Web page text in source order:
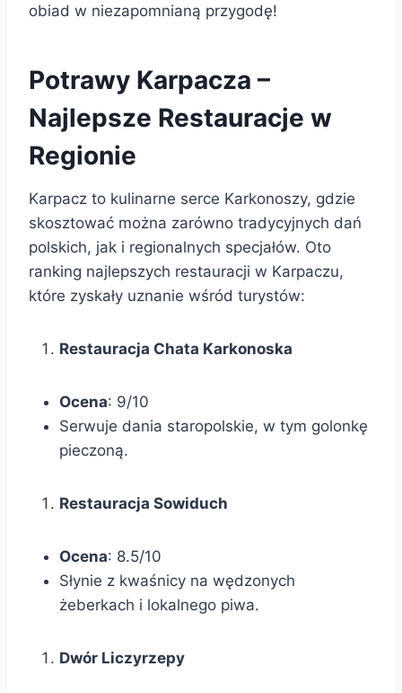
obiad w niezapomnianą przygodę!
Potrawy Karpacza –
Najlepsze Restauracje w
Regionie
Karpacz to kulinarne serce Karkonoszy, gdzie
skosztować można zarówno tradycyjnych dań
polskich, jak i regionalnych specjałów. Oto
ranking najlepszych restauracji w Karpaczu,
które zyskały uznanie wśród turystów:
Restauracja Chata Karkonoska
Ocena: 9/10
Serwuje dania staropolskie, w tym golonkę
pieczoną.
Restauracja Sowiduch
Ocena: 8.5/10
Słynie z kwaśnicy na wędzonych
żeberkach i lokalnego piwa.
Dwór Liczyrzepy